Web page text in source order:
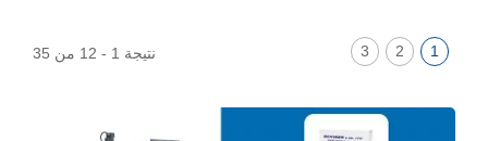
نتيجة 1 - 12 من 35 1
2
3